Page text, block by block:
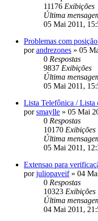
11176 Exibições
Última
05 Mai 2011,
Problemas com
porandrezones » 05
0 Respostas
9837 Exibições
Última
05 Mai 2011,
Lista Telefônica / Lista
porsmaylle » 05 Mai
0 Respostas
10170 Exibições
Última
05 Mai 2011,
Extensao para
porjuliopaveif» 04
0 Respostas
10323 Exibições
Última
04 Mai 2011,